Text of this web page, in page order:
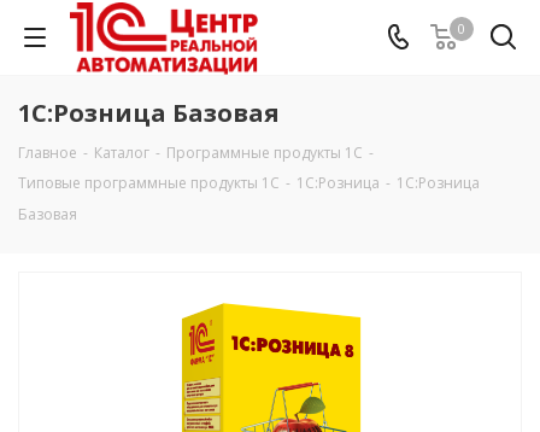
0
1С:Розница Базовая
Главное - Каталог - Программные продукты 1С -
Типовые программные продукты 1С - 1С:Розница - 1С:Розница
Базовая